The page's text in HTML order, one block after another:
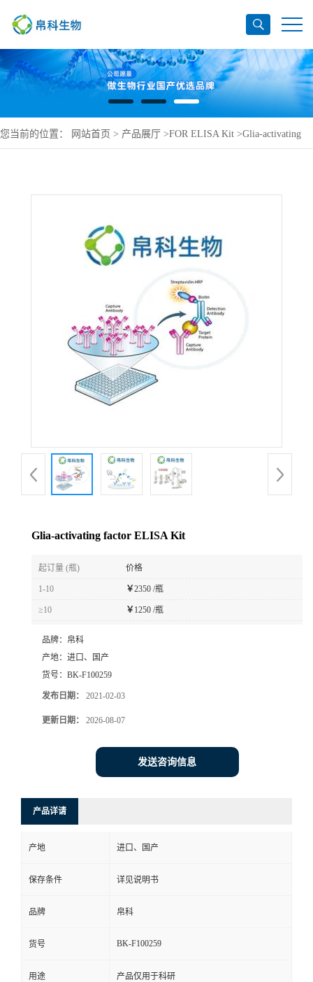
您当前的位置： 网站首页 > 产品展厅 >FOR ELISA Kit >Glia-activating
Glia-activating factor ELISA Kit
起订量 (瓶) 价格
1-10 ￥2350 /瓶
≥10 ￥ 1250 /瓶
品牌： 帛科
产地： 进口、国产
货号： BK-F100259
发布日期： 2021-02-03
更新日期： 2026-08-07
发送咨询信息
产品详请
产地 进口、国产
保存条件 详见说明书
品牌 帛科
货号 BK-F100259
用途 产品仅用于科研